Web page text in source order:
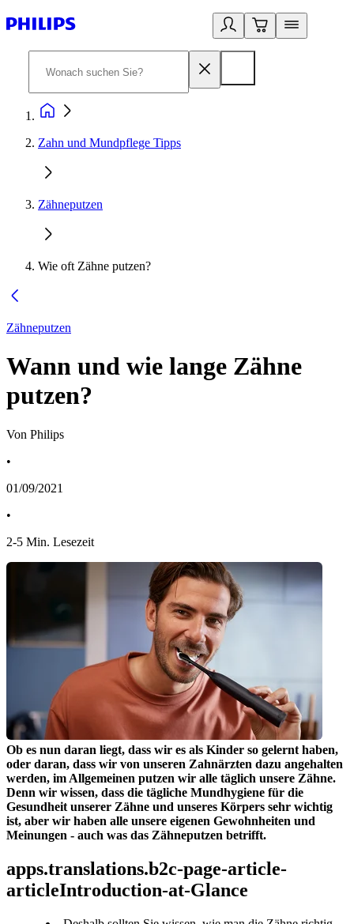
Zahn und Mundpflege Tipps
Zähneputzen
Wie oft Zähne putzen?
Zähneputzen
Wann und wie lange Zähne
putzen?
Von Philips
•
01/09/2021
•
2-5 Min. Lesezeit
Ob es nun daran liegt, dass wir es als Kinder so gelernt haben,
oder daran, dass wir von unseren Zahnärzten dazu angehalten
werden, im Allgemeinen putzen wir alle täglich unsere Zähne.
Denn wir wissen, dass die tägliche Mundhygiene für die
Gesundheit unserer Zähne und unseres Körpers sehr wichtig
ist, aber wir haben alle unsere eigenen Gewohnheiten und
Meinungen - auch was das Zähneputzen betrifft.
apps.translations.b2c-page-article-
articleIntroduction-at-Glance